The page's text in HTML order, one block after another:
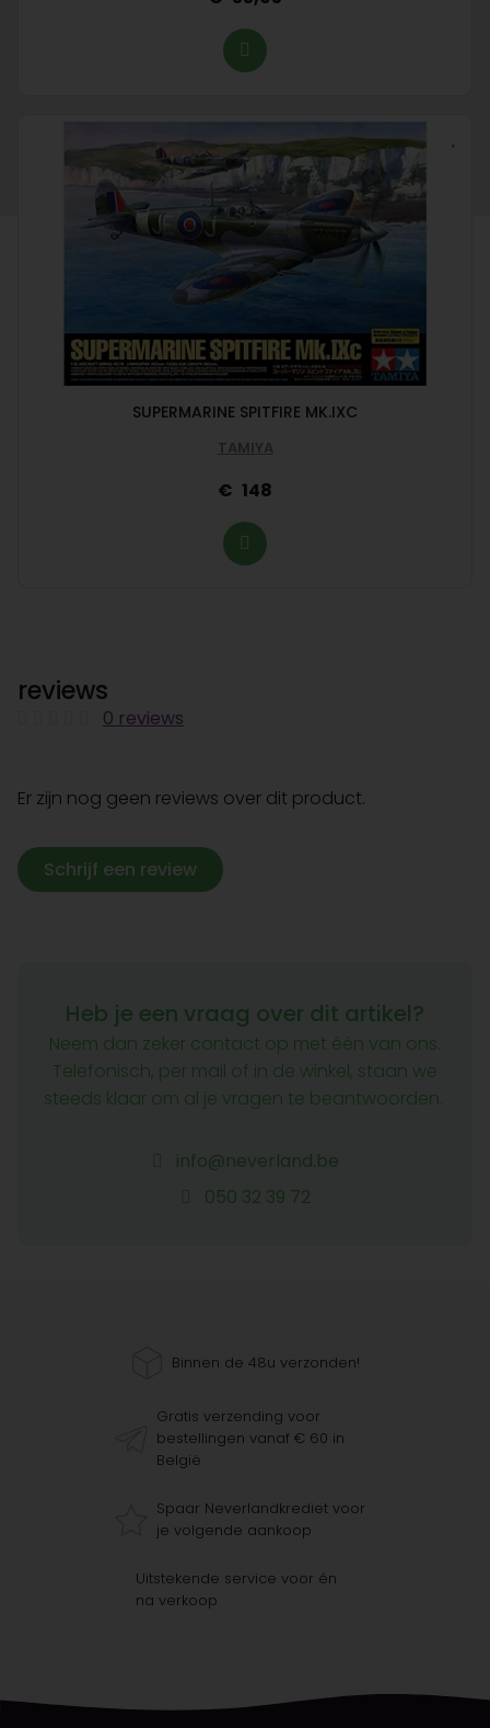
SUPERMARINE SPITFIRE MK.IXC
TAMIYA
148
reviews
0 reviews
Er zijn nog geen reviews over dit product.
Schrijf een review
Heb je een vraag over dit artikel?
Neem dan zeker contact op met één van ons.
Telefonisch, per mail of in de winkel, staan we
steeds klaar om al je vragen te beantwoorden.
info@neverland.be
050 32 39 72
Binnen de 48u verzonden!
Gratis verzending voor
bestellingen vanaf € 60 in
België
Spaar Neverlandkrediet voor
je volgende aankoop
Uitstekende service voor én
na verkoop